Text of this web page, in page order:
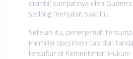
diambil sumpahnya oleh
sedang menjabat saat itu.
Setelah itu, penerjemah
memiliki spesimen cap dan
terdaftar di Kementerian Hukum